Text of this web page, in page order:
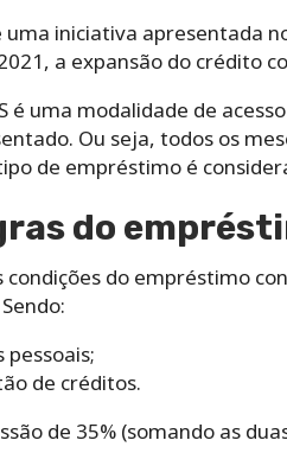
iniciativa apresentada
a expansão do crédito
é uma modalidade de
Ou seja, todos os
de empréstimo é
do
do empréstimo
de créditos.
de 35% (somando as